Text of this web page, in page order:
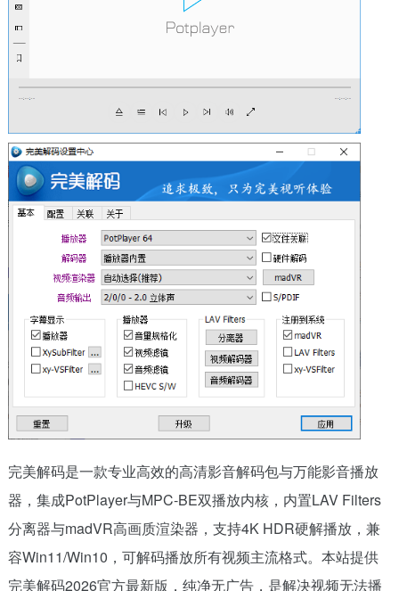
完美解码是一款专业高效的高清影音解码包与万能影音播放
器，集成PotPlayer与MPC-BE双播放内核，内置LAV Filters
分离器与madVR高画质渲染器，支持4K HDR硬解播放，兼
容Win11/Win10，可解码播放所有视频主流格式。本站提供
完美解码2026官方最新版，纯净无广告，是解决视频无法播